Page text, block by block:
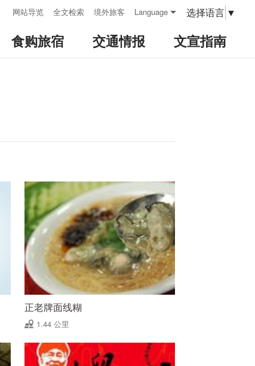
网站导览 全文检索 境外旅客 Language 选择语言 ▼
食购旅宿 交通情报 文宣指南
正老牌面线糊
1.44 公里